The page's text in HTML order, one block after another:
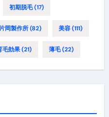
初期脱毛(17)
片岡製作所(82) 美容(111)
毛効果(21) 薄毛(22)